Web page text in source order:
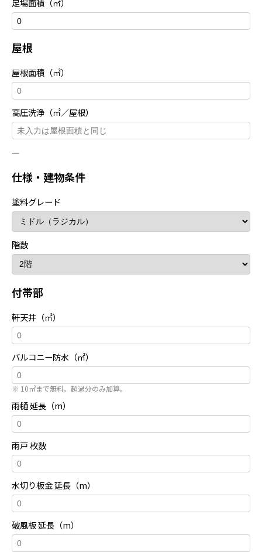
足場面積（㎡）
屋根
屋根面積（㎡）
高圧洗浄（㎡／屋根）
—
仕様・建物条件
塗料グレード
階数
付帯部
軒天井（㎡）
バルコニー防水（㎡）
※ 10㎡まで無料。超過分のみ加算。
雨樋 延長（m）
雨戸 枚数
水切り板金 延長（m）
破風板 延長（m）